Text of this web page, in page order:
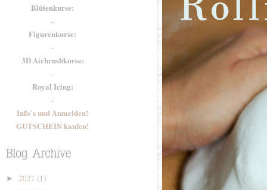
Blütenkurse:
-
Figurenkurse:
-
3D Airbrushkurse:
-
Royal Icing:
-
Info`s und Anmelden!
GUTSCHEIN kaufen!
► 2021 (1)